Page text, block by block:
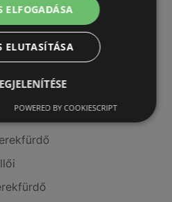
tartó elemek itt:
ELFOGADÁSA
ELUTASÍTÁSA
POWERED BY COOKIESCRIPT